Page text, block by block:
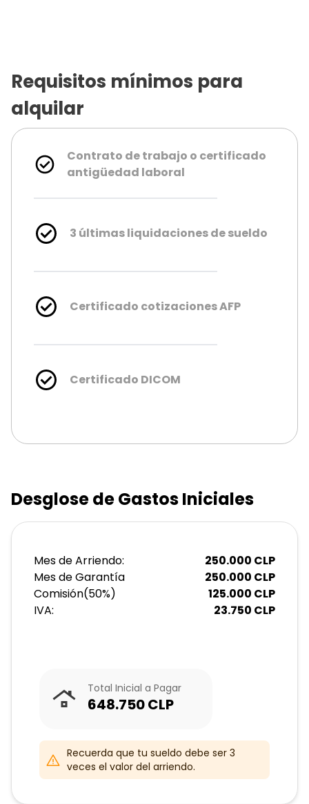
Requisitos mínimos para
alquilar
Contrato de trabajo o certificado
antigüedad laboral
3 últimas liquidaciones de sueldo
Certificado cotizaciones AFP
Certificado DICOM
Desglose de Gastos Iniciales
Mes de Arriendo: 250.000 CLP
Mes de Garantía
250.000 CLP
Comisión(50%) 125.000 CLP
IVA:
23.750 CLP
Total Inicial a Pagar
648.750CLP
Recuerda que tu sueldo debe ser 3
veces el valor del arriendo.